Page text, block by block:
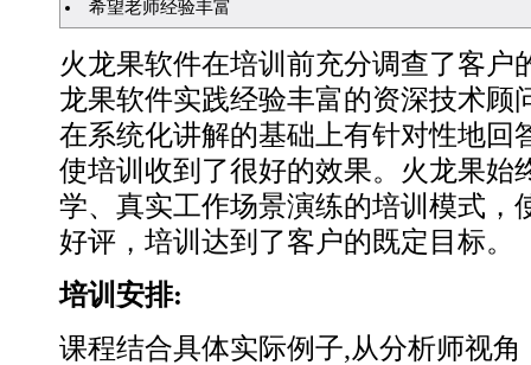
希望老师经验丰富
火龙果软件在培训前充分调查了客户
龙果软件实践经验丰富的资深技术顾
在系统化讲解的基础上有针对性地回
使培训收到了很好的效果。火龙果始
学、真实工作场景演练的培训模式，
好评，培训达到了客户的既定目标。
培训安排:
课程结合具体实际例子,从分析师视